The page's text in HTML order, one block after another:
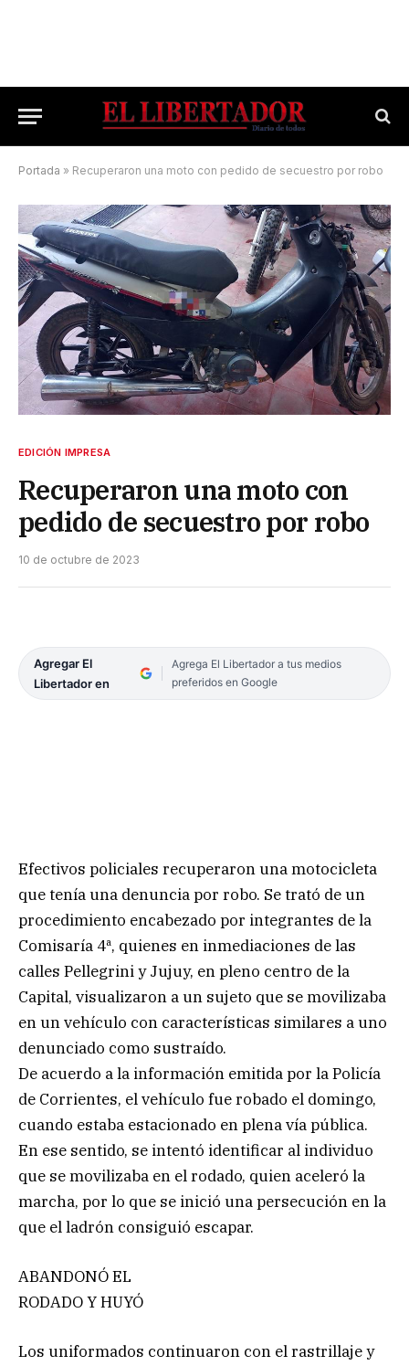
Portada » Recuperaron una moto con pedido de secuestro por robo
EDICIÓN IMPRESA
Recuperaron una moto con
pedido de secuestro por robo
10 de octubre de 2023
Agregar El
Libertador en
Agrega El Libertador a tus medios
preferidos en Google
Efectivos policiales recuperaron una motocicleta
que tenía una denuncia por robo. Se trató de un
procedimiento encabezado por integrantes de la
Comisaría 4ª, quienes en inmediaciones de las
calles Pellegrini y Jujuy, en pleno centro de la
Capital, visualizaron a un sujeto que se movilizaba
en un vehículo con características similares a uno
denunciado como sustraído.
De acuerdo a la información emitida por la Policía
de Corrientes, el vehículo fue robado el domingo,
cuando estaba estacionado en plena vía pública.
En ese sentido, se intentó identificar al individuo
que se movilizaba en el rodado, quien aceleró la
marcha, por lo que se inició una persecución en la
que el ladrón consiguió escapar.
ABANDONÓ EL
RODADO Y HUYÓ
Los uniformados continuaron con el rastrillaje y